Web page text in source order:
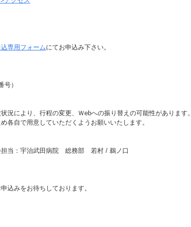
専用フォームにてお申込み下さい。
号）
況により、行程の変更、Ｗebへの振り替えの可能性があります。
各自で用意していただくようお願いいたします。
担当：宇治武田病院 総務部 若村 / 鵜ノ口
込みをお待ちしております。